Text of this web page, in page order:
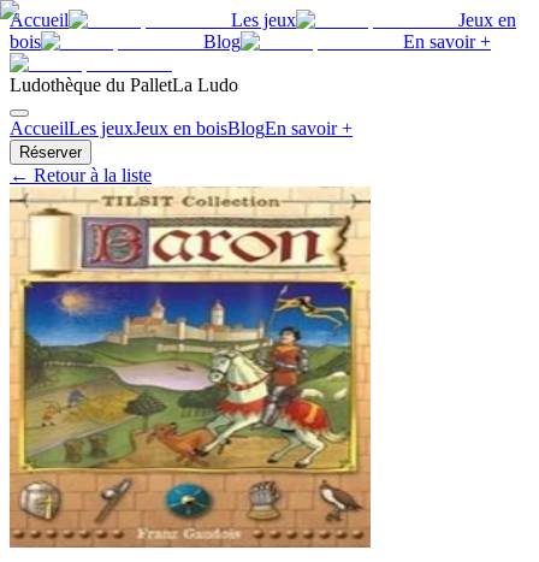
Accueil Les jeux
Jeux en
bois
Blog En savoir +
Ludothèque du PalletLa Ludo
AccueilLes jeuxJeux en boisBlogEn savoir +
Réserver
← Retour à la liste